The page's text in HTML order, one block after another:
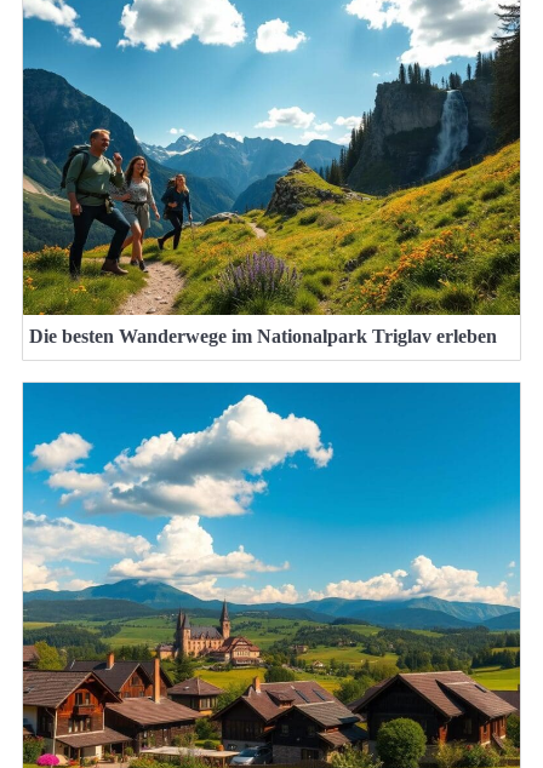
Die besten Wanderwege im Nationalpark Triglav erleben